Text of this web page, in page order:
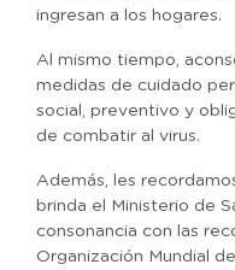
ingresan a los hogares.
Al mismo tiempo,
medidas de cuidado
social, preventivo y
de combatir al virus.
Además, les
brinda el Ministerio de
consonancia con las
Organización Mundial